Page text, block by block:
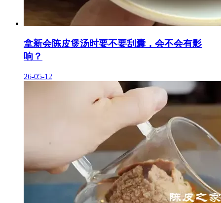
拿新会陈皮煲汤时要不要刮囊，会不会有影
响？
26-05-12